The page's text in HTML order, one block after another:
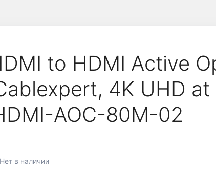
to HDMI Active
4K UHD at
AOC-80M-02
Нет в наличии